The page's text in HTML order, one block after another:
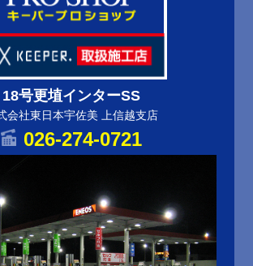
18号更埴インターSS
会社東日本宇佐美 上信越支店
026-274-0721